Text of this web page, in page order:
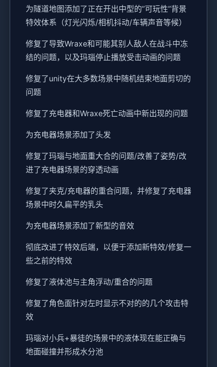
为隧道地图添加了正在开出中型的”可玩性”背景
特效体系（灯光闪烁/相机抖动/车辆声音等候）
修复了导致Wraxe和可能其别人敌人在战斗中冻
结的问题，以及玛瑙停止播放受击动画的问题
修复了unity在大多数场景中随机结束地面剪切的
问题
修复了充电器和Wraxe死亡动画中新出现的问题
为充电器场景添加了头发
修复了玛瑙与地面重大合的问题/改善了姿势/改
进了充电器场景的穿透动画
修复了夹克/充电器的重合问题，并修复了充电器
场景中时久扁平的乳头
为充电器场景添加了新型的音效
彻底改进了特效后端，以便于添加新特效/修复一
些之前的特效
修复了液体池与主角浮动/重合的问题
修复了角色面针对左时显示不对的的几个攻击特
效
玛瑙对小兵+暴徒的场景中的液体现在能正确与
地面碰撞并形成水分池